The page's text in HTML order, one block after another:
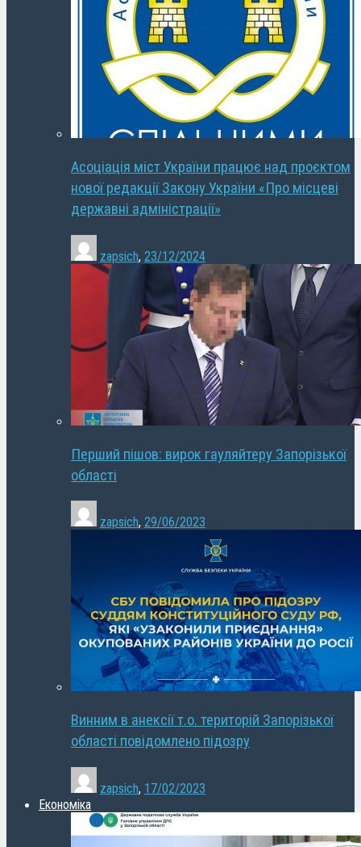
Асоціація міст України працює над проєктом
нової редакції Закону України «Про місцеві
державні адміністрації»
zapsich, 23/12/2024
Перший пішов: вирок гауляйтеру Запорізької
області
zapsich, 29/06/2023
Винним в анексії т.о. територій Запорізької
області повідомлено підозру
zapsich, 17/02/2023
Економіка